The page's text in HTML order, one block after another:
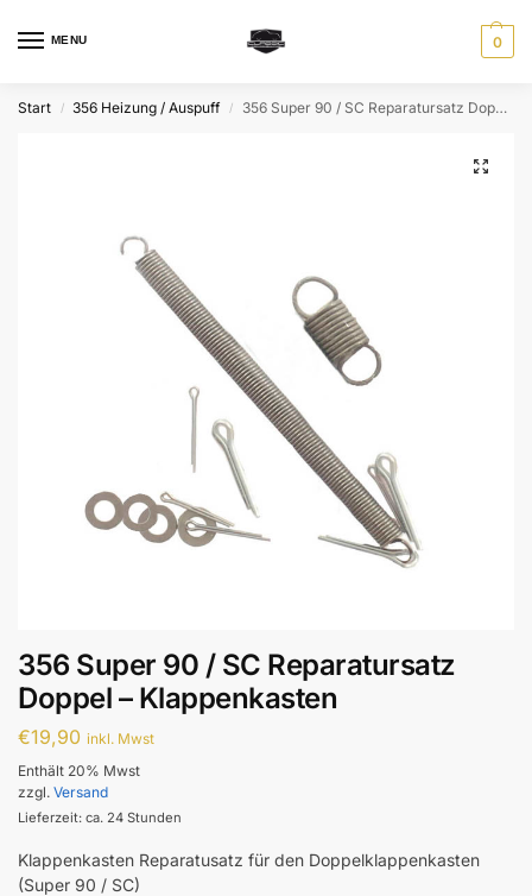
MENU 0
Start / 356 Heizung / Auspuff / 356 Super 90 / SC Reparatursatz Doppel – Klappenkasten
356 Super 90 / SC Reparatursatz
Doppel – Klappenkasten
€19,90 inkl. Mwst
Enthält 20% Mwst
zzgl. Versand
Lieferzeit: ca. 24 Stunden
Klappenkasten Reparatusatz für den Doppelklappenkasten
(Super 90 / SC)